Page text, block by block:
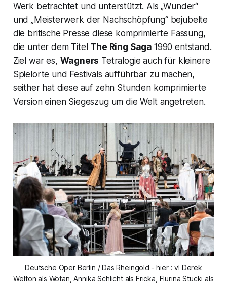
Werk betrachtet und unterstützt. Als „Wunder“
und „Meisterwerk der Nachschöpfung“ bejubelte
die britische Presse diese komprimierte Fassung,
die unter dem Titel The Ring Saga 1990 entstand.
Ziel war es, Wagners Tetralogie auch für kleinere
Spielorte und Festivals aufführbar zu machen,
seither hat diese auf zehn Stunden komprimierte
Version einen Siegeszug um die Welt angetreten.
Deutsche Oper Berlin / Das Rheingold - hier : vl Derek
Welton als Wotan, Annika Schlicht als Fricka, Flurina Stucki als